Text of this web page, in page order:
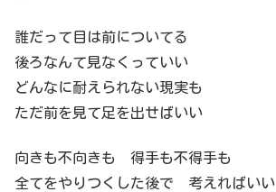
誰だって目は前についてる
後ろなんて見なくっていい
どんなに耐えられない現実も
ただ前を見て足を出せばいい
向きも不向きも 得手も不得手も
全てをやりつくした後で 考えればいい